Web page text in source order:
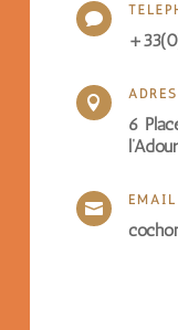


6
l’Adour
 EMAIL